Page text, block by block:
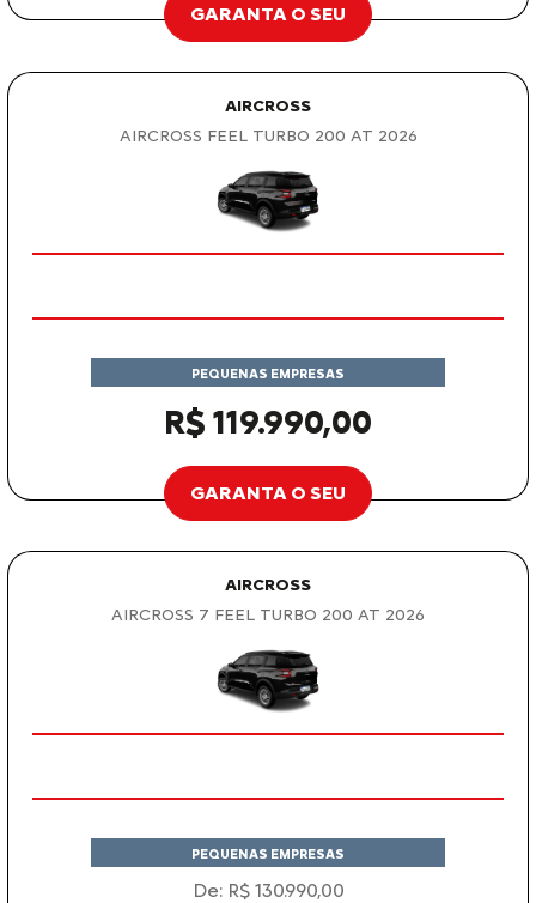
GARANTA O SEU
AIRCROSS
AIRCROSS FEEL TURBO 200 AT 2026
PEQUENAS EMPRESAS
R$ 119.990,00
GARANTA O SEU
AIRCROSS
AIRCROSS 7 FEEL TURBO 200 AT 2026
PEQUENAS EMPRESAS
De: R$ 130.990,00